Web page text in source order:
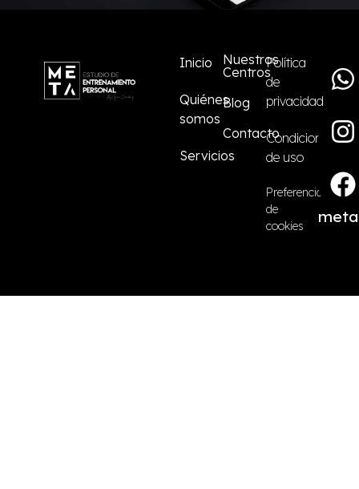
Inicio
Quiénes
somos
Servicios
Nuestros
Centros
Blog
Contacto
Política
de
privacidad
Condiciones
de uso
Preferencias
de
cookies